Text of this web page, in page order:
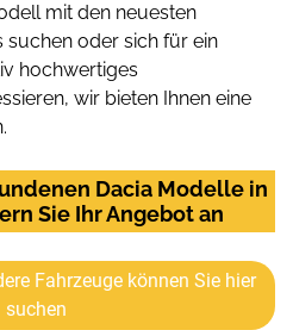
mit den neuesten
suchen oder sich für ein
hochwertiges
wir bieten Ihnen eine
Dacia Modelle in
Sie Ihr Angebot an
Fahrzeuge können Sie hier
suchen